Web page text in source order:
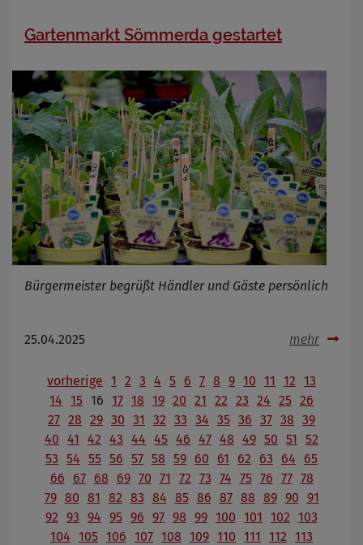
Gartenmarkt Sömmerda gestartet
Bürgermeister begrüßt Händler und Gäste persönlich
25.04.2025 mehr
vorherige 1 2 3 4 5 6 7 8 9 10 11 12 13
14 15 16 17 18 19 20 21 22 23 24 25 26
27 28 29 30 31 32 33 34 35 36 37 38 39
40 41 42 43 44 45 46 47 48 49 50 51
52
53 54 55 56 57 58 59 60 61 62 63 64
65
66
67 68 69 70 71 72 73 74 75 76 77 78
79 80 81 82 83 84 85 86 87 88 89 90 91
92 93 94 95 96 97 98 99 100 101 102 103
104 105 106 107 108 109 110 111 112 113